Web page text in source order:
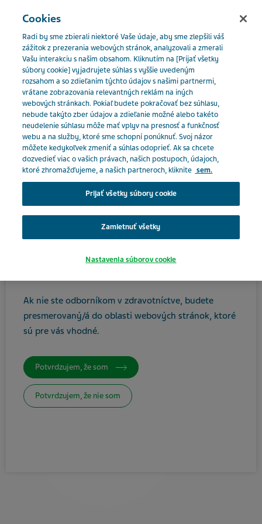
Ste odborný pracovník v
zdravotníctve?
Na prístup do tejto časti musíte byť pracovníkom v
zdravotníctve, pretože materiály obsiahnuté v tejto
oblasti sú určené špeciálne pre odborníkov.
Klepnutím na príslušné tlačidlo nižšie potvrďte, že
Ak nie ste odborníkom v zdravotníctve, budete
presmerovaný/á do oblasti webových stránok, ktoré
sú pre vás vhodné.
Potvrdzujem, že som
Potvrdzujem, že nie som
Slovakia Naše produkty
Katalóg produktov
Gabapentin Teva B.V. 300 mg
Gabapentin Teva B.V. 300
mg
ANTIEPILEPTIKÁ
Tlačiť / Uložiť ako PDF
Cookies
Radi by sme zbierali niektoré Vaše údaje, aby sme zlepšili váš
zážitok z prezerania webových stránok, analyzovali a zmerali
Vašu interakciu s naším obsahom. Kliknutím na [Prijať všetky
súbory cookie] vyjadrujete súhlas s vyššie uvedeným
rozsahom a so zdieľaním týchto údajov s našimi partnermi,
vrátane zobrazovania relevantných reklám na iných
webových stránkach. Pokiaľ budete pokračovať bez súhlasu,
nebude takýto zber údajov a zdieľanie možné alebo takéto
neudelenie súhlasu môže mať vplyv na presnosť a funkčnosť
webu a na služby, ktoré sme schopní ponúknuť. Svoj názor
môžete kedykoľvek zmeniť a súhlas odoprieť. Ak sa chcete
dozvedieť viac o vašich právach, našich postupoch, údajoch,
ktoré zhromažďujeme, a našich partneroch, kliknite sem.
Prijať všetky súbory cookie
Zamietnuť všetky
Nastavenia súborov cookie